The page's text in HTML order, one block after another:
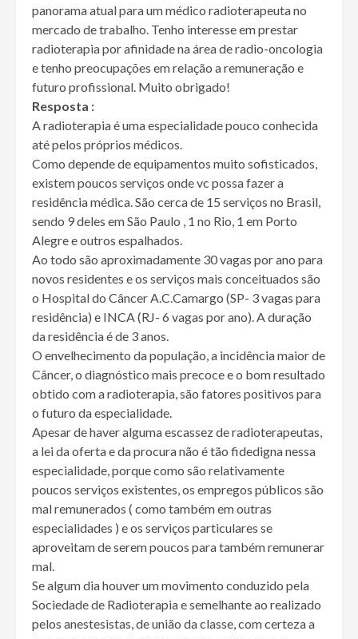
panorama atual para um médico radioterapeuta no
mercado de trabalho. Tenho interesse em prestar
radioterapia por afinidade na área de radio-oncologia
e tenho preocupações em relação a remuneração e
futuro profissional. Muito obrigado!
Resposta :
A radioterapia é uma especialidade pouco conhecida
até pelos próprios médicos.
Como depende de equipamentos muito sofisticados,
existem poucos serviços onde vc possa fazer a
residência médica. São cerca de 15 serviços no Brasil,
sendo 9 deles em São Paulo , 1 no Rio, 1 em Porto
Alegre e outros espalhados.
Ao todo são aproximadamente 30 vagas por ano para
novos residentes e os serviços mais conceituados são
o Hospital do Câncer A.C.Camargo (SP- 3 vagas para
residência) e INCA (RJ- 6 vagas por ano). A duração
da residência é de 3 anos.
O envelhecimento da população, a incidência maior de
Câncer, o diagnóstico mais precoce e o bom resultado
obtido com a radioterapia, são fatores positivos para
o futuro da especialidade.
Apesar de haver alguma escassez de radioterapeutas,
a lei da oferta e da procura não é tão fidedigna nessa
especialidade, porque como são relativamente
poucos serviços existentes, os empregos públicos são
mal remunerados ( como também em outras
especialidades ) e os serviços particulares se
aproveitam de serem poucos para também remunerar
mal.
Se algum dia houver um movimento conduzido pela
Sociedade de Radioterapia e semelhante ao realizado
pelos anestesistas, de união da classe, com certeza a